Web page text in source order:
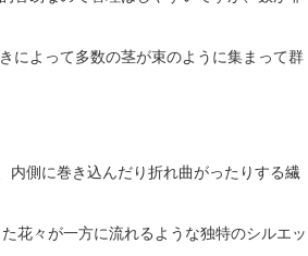
によって多数の茎が束のように集まって群
内側に巻き込んだり折れ曲がったりする繊
花々が一方に流れるような独特のシルエッ